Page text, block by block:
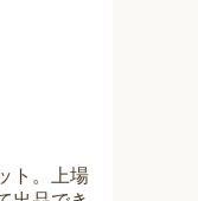
ト。上場